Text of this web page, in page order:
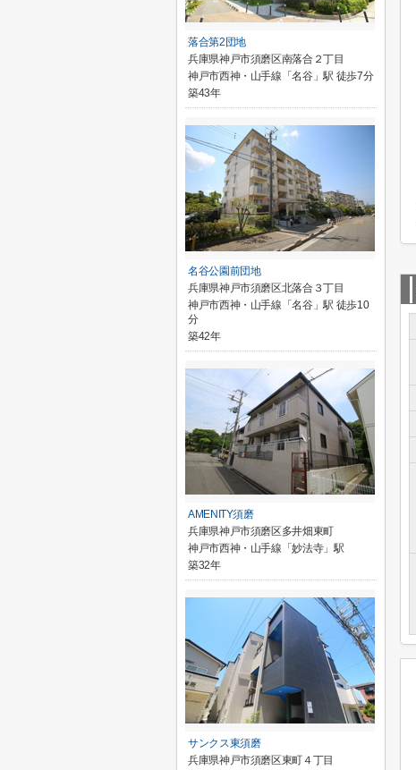
落合第2団地
兵庫県神戸市須磨区南落合２丁目
神戸市西神・山手線「名谷」駅 徒歩7分
築43年
名谷公園前団地
兵庫県神戸市須磨区北落合３丁目
神戸市西神・山手線「名谷」駅 徒歩10
分
築42年
AMENITY須磨
兵庫県神戸市須磨区多井畑東町
神戸市西神・山手線「妙法寺」駅
築32年
サンクス東須磨
兵庫県神戸市須磨区東町４丁目